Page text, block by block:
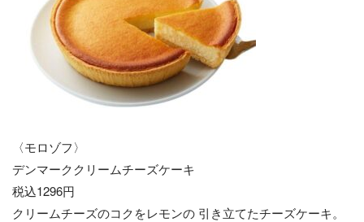
〈モロゾフ〉
デンマーククリームチーズケーキ
税込1296円
クリームチーズのコクをレモンの 引き立てたチーズケーキ。